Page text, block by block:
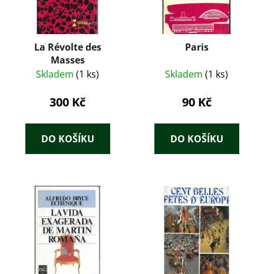
La Révolte des
Masses
Skladem (1 ks)
300 Kč
DO KOŠÍKU
Paris
Skladem (1 ks)
90 Kč
DO KOŠÍKU